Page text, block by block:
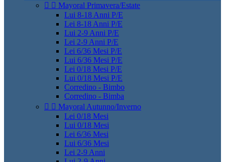
  Mayoral Primavera/Estate
Lui 8-18 Anni P/E
Lei 8-18 Anni P/E
Lui 2-9 Anni P/E
Lei 2-9 Anni P/E
Lei 6/36 Mesi P/E
Lui 6/36 Mesi P/E
Lei 0/18 Mesi P/E
Lui 0/18 Mesi P/E
Corredino - Bimbo
Corredino - Bimba
  Mayoral Autunno/Inverno
Lei 0/18 Mesi
Lui 0/18 Mesi
Lei 6/36 Mesi
Lui 6/36 Mesi
Lei 2-9 Anni